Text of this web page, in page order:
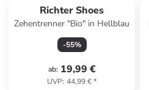
Richter Shoes
Zehentrenner "Bio" in Hellblau
-55%
ab: 19,99 €
UVP: 44,99 €*